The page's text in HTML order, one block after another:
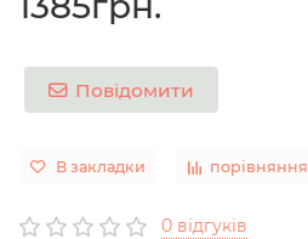
Повідомити
В закладки порівняння
0 відгуків